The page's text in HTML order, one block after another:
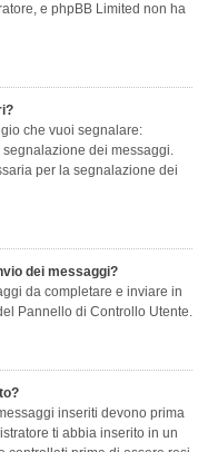
e phpBB Limited non ha
che vuoi segnalare:
dei messaggi.
per la segnalazione dei
dei messaggi?
da completare e inviare in
Pannello di Controllo Utente.
inseriti devono prima
ti abbia inserito in un